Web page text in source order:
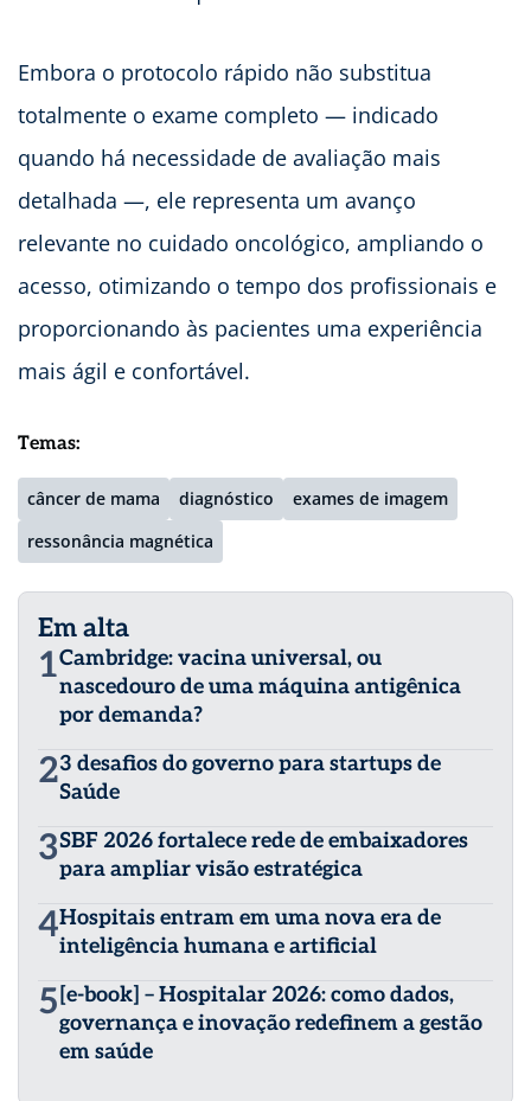
Embora o protocolo rápido não substitua
totalmente o exame completo — indicado
quando há necessidade de avaliação mais
detalhada —, ele representa um avanço
relevante no cuidado oncológico, ampliando o
acesso, otimizando o tempo dos profissionais e
proporcionando às pacientes uma experiência
mais ágil e confortável.
Temas:
câncer de mama diagnóstico
exames de imagem
ressonância magnética
Em alta
1Cambridge: vacina universal, ou
nascedouro de uma máquina antigênica
por demanda?
23 desafios do governo para startups de
Saúde
3SBF 2026 fortalece rede de embaixadores
para ampliar visão estratégica
4Hospitais entram em uma nova era de
inteligência humana e artificial
5 [e-book] – Hospitalar 2026: como dados,
governança e inovação redefinem a gestão
em saúde